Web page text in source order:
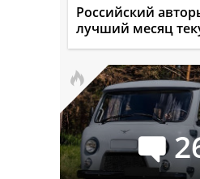
Российский
лучший месяц